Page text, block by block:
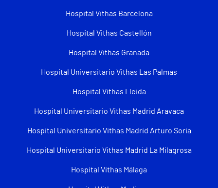
Hospital Vithas Barcelona
Hospital Vithas Castellón
Hospital Vithas Granada
Hospital Universitario Vithas Las Palmas
Hospital Vithas Lleida
Hospital Universitario Vithas Madrid Aravaca
Hospital Universitario Vithas Madrid Arturo Soria
Hospital Universitario Vithas Madrid La Milagrosa
Hospital Vithas Málaga